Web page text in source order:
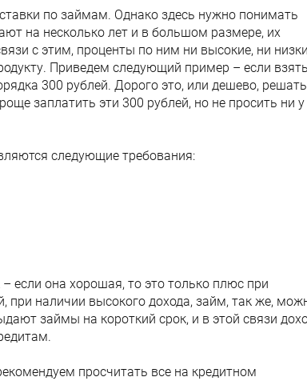
по займам. Однако здесь нужно понимать
на несколько лет и в большом размере, их
с этим, проценты по ним ни высокие, ни
Приведем следующий пример – если
300 рублей. Дорого это, или дешево,
заплатить эти 300 рублей, но не просить ни у
следующие требования:
если она хорошая, то это только плюс при
при наличии высокого дохода, займ, так же,
займы на короткий срок, и в этой связи
просчитать все на кредитном